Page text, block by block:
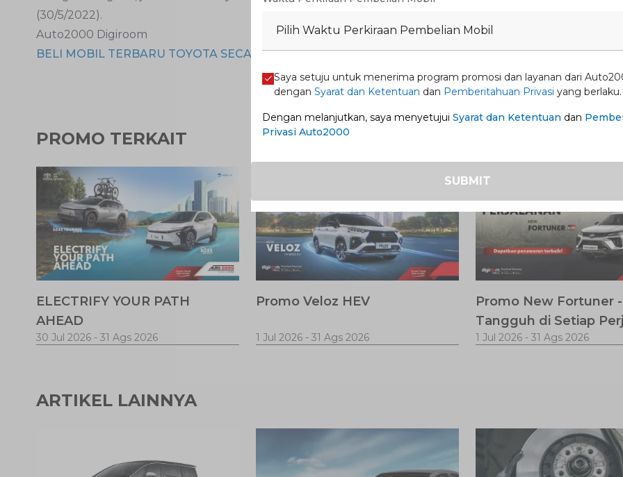
(30/5/2022).
Auto2000 Digiroom
BELI MOBIL TERBARU TOYOTA SECARA ONLINE DAN MUDAH? DARI SINI SAJA
PROMO TERKAIT
ELECTRIFY YOUR PATH
AHEAD
30 Jul 2026 - 31 Ags 2026
Promo Veloz HEV
1 Jul 2026 - 31 Ags 2026
Promo New Fortuner -
Tangguh di Setiap
1 Jul 2026 - 31 Ags 2026
ARTIKEL LAINNYA
Pilih Waktu Perkiraan Pembelian Mobil
Saya setuju untuk menerima program promosi dan layanan dari
dengan Syarat dan Ketentuan dan Pemberitahuan Privasi yang berlaku.
Dengan melanjutkan, saya menyetujui Syarat dan Ketentuan dan
Privasi Auto2000
SUBMIT